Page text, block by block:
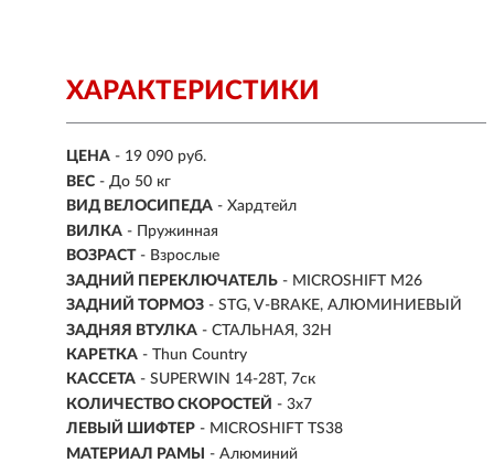
ХАРАКТЕРИСТИКИ
ЦЕНА - 19 090 руб.
ВЕС - До 50 кг
ВИД ВЕЛОСИПЕДА - Хардтейл
ВИЛКА - Пружинная
ВОЗРАСТ - Взрослые
ЗАДНИЙ ПЕРЕКЛЮЧАТЕЛЬ - MICROSHIFT M26
ЗАДНИЙ ТОРМОЗ - STG, V-BRAKE, АЛЮМИНИЕВЫЙ
ЗАДНЯЯ ВТУЛКА - СТАЛЬНАЯ, 32H
КАРЕТКА - Thun Country
КАССЕТА - SUPERWIN 14-28T, 7ск
КОЛИЧЕСТВО СКОРОСТЕЙ - 3x7
ЛЕВЫЙ ШИФТЕР - MICROSHIFT TS38
МАТЕРИАЛ РАМЫ
- Алюминий